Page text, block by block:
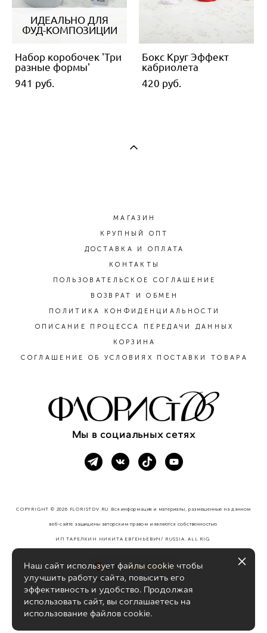
ИДЕАЛЬНО ДЛЯ
ФУД-КОМПОЗИЦИИ
Набор коробочек 'Три
разные формы'
941 pуб.
Бокс Круг Эффект
кабриолета
420 pуб.
МАГАЗИН
КРУПНЫЙ ОПТ
ДОСТАВКА И ОПЛАТА
КОНТАКТЫ
ПОЛЬЗОВАТЕЛЬСКОЕ СОГЛАШЕНИЕ
ВОЗВРАТ И ОБМЕН
ПОЛИТИКА КОНФИДЕНЦИАЛЬНОСТИ
ОПИСАНИЕ ПРОЦЕССА ПЕРЕДАЧИ ДАННЫХ
КОРЗИНА
СОГЛАШЕНИЕ ОБ УСЛОВИЯХ ПОСТАВКИ ТОВАРА
Мы в социальных сетях
COPYRIGHT © 2026 FLORISTDV.RU Вся информация и материалы, размещенные на данном
веб-сайте защищены авторским правом и являются собственностью
ИП ТАРЕЛКИН НИКИТА ЕВГЕНЬЕВИЧ/ RUSSIA. ALL RIG
сайт от vigbo
Наш сайт использует файлы cookie чтобы
улучшить работу сайта, повысить его
эффективность и удобство. Продолжая
использовать сайт, вы соглашаетесь на
использование файлов cookie.